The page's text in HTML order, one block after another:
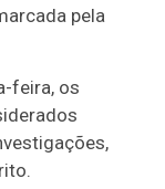
pela
feira, os